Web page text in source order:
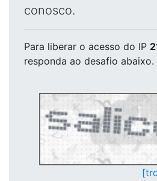
conosco.
Para liberar o acesso do IP
responda ao desafio abaixo.